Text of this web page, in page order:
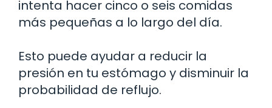
intenta hacer cinco o seis comidas
más pequeñas a lo largo del día.
Esto puede ayudar a reducir la
presión en tu estómago y disminuir la
probabilidad de reflujo.